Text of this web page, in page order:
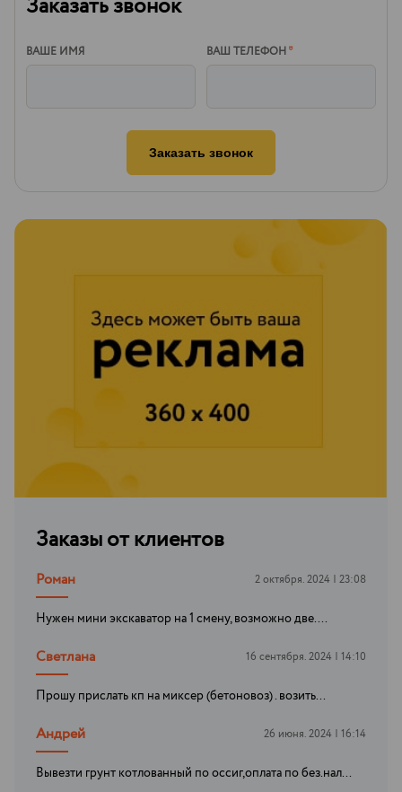
Заказать звонок
ВАШЕ ИМЯ ВАШ ТЕЛЕФОН*
Заказать звонок
Заказы от клиентов
Роман 2 октября. 2024 | 23:08
Нужен мини экскаватор на 1 смену, возможно две....
Светлана 16 сентября. 2024 | 14:10
Прошу прислать кп на миксер (бетоновоз) . возить...
Андрей 26 июня. 2024 | 16:14
Вывезти грунт котлованный по оссиг,оплата по без.нал...